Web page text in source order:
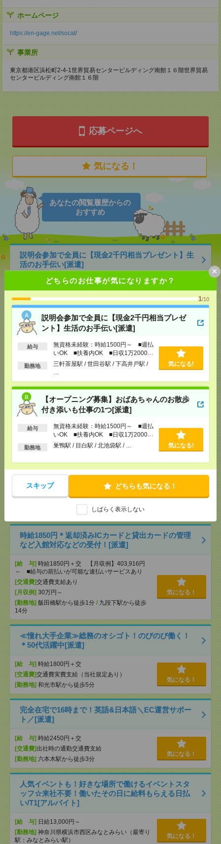
どちらのお仕事が気になりますか？
1/10
説明会参加で全員に【現金2千円相当プレゼ
ント】生活のお手伝い[派遣]
給与
無資格未経験：時給1500円～ ■週払
いOK ■扶養内OK ■日収1万2000円
以上
勤務地
三軒茶屋駅 / 世田谷駅 / 下高井戸駅 /
気になる!
【オープニング募集】おばあちゃんのお散歩
付き添いも仕事の1つ[派遣]
給与
無資格未経験：時給1500円～ ■週払
いOK ■扶養内OK ■日収1万2000円
以上
勤務地 巣鴨駅 / 目白駅 / 北池袋駅 / … 気になる!
スキップ どちらも気になる！
しばらく表示しない
×
ホームページ
https://en-gage.net/socat/
事業所
東京都港区浜松町2-4-1世界貿易センタービルディング南館１６階世界貿易
センタービルディング南館１６階
応募ページへ
気になる！
あなたの閲覧履歴からの
おすすめ
説明会参加で全員に【現金2千円相当プレゼント】生
活のお手伝い[派遣]
無資格未経験：時給1500円～ ■週払い
OK ■扶養内OK ■日収1万2000円以上
[交通費]交通費全額支給
[勤務地]
気になる！
【オープニング募集】おばあちゃんのお散歩付き添
いも仕事の1つ[派遣]
[給 与]無資格未経験：時給1500円～ ■週払い
OK ■扶養内OK ■日収1万2000円以上
[交通費]交通費全額支給
[勤務地]
巣鴨駅 目白駅 北池袋駅 /…
気になる！
【在宅勤務OK】時給3000円！10～16時＊残業ほぼな
し▼新日本橋で一般事務[派遣]
[給 与]時給3000円 月収例 30万円 時給3000円×
りません。※給与即受取りサービス利用可（利用条
件有）
[交通費]1ヶ月3万円を上限として実費支給
気になる！
時給1850円＊返却済みICカードと貸出カードの管理
など入館対応などの受付！[派遣]
[給 与] 時給1850円＋交 【月収例】403,916円
～ ■給与の前払いが可能な速払いサービスあり
[交通費]交通費支給あり
[月収例] 30万円～
[勤務地] 飯田橋駅から徒歩1分 / 九段下駅から徒歩
14分
気になる！
≪憧れ大手企業≫総務のオシゴト！のびのび働く！
＊50代活躍中[派遣]
[給 与] 時給1800円＋交
[交通費]交通費実費支給（当社規定あり）
[勤務地] 和光市駅から徒歩5分
気になる！
完全在宅で16時まで！英語&日本語＼EC運営サポー
ト／[派遣]
[給 与] 時給2450円＋交
[交通費]出社時の通勤交通費支給
[勤務地] 六本木駅から徒歩3分
気になる！
人気イベントも！好きな場所で働けるイベントスタ
ッフ☆来社不要！働いたその日に給料もらえる日払
い/T1[アルバイト]
[給 与] 日給13,000円～
[勤務地] 神奈川県横浜市西区みなとみらい（最寄り
駅：みなとみらい駅）
気になる！